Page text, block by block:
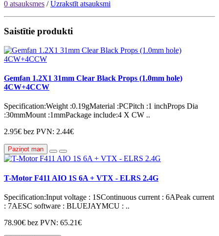
0 atsauksmes /Uzrakstīt atsauksmi
Saistītie produkti
Gemfan 1.2X1 31mm Clear Black Props (1.0mm hole)
4CW+4CCW
Specification:Weight :0.19gMaterial :PCPitch :1 inchProps Dia
:30mmMount :1mmPackage include:4 X CW ..
2.95€ bez PVN: 2.44€
Paziņot man
T-Motor F411 AIO 1S 6A + VTX - ELRS 2.4G
Specification:Input voltage : 1SContinuous current : 6APeak current
: 7AESC software : BLUEJAYMCU : ..
78.90€ bez PVN: 65.21€